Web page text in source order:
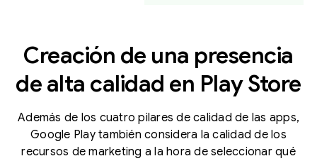
Creación de una presencia
de alta calidad en Play Store
Además de los cuatro pilares de calidad de las apps,
Google Play también considera la calidad de los
recursos de marketing a la hora de seleccionar qué